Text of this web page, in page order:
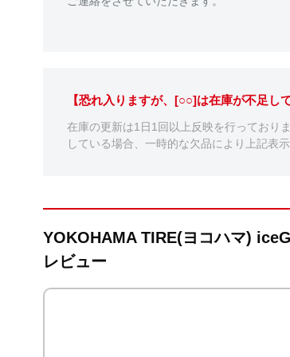
【恐れ入りますが、[○○]は在庫が不足し
在庫の更新は1日1回以上反映を行っており
している場合、一時的な欠品により上記表
YOKOHAMA TIRE(ヨコハマ)
レビュー